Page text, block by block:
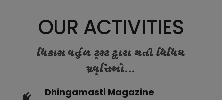
OUR ACTIVITIES
વિકાસ વર્તુળ ટ્રસ્ટ દ્વારા થતી વિવિધ
પ્રવૃત્તિઓ...
Dhingamasti Magazine